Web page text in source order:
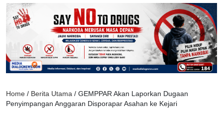
Home / Berita Utama / GEMPPAR Akan Laporkan Dugaan
Penyimpangan Anggaran Disporapar Asahan ke Kejari